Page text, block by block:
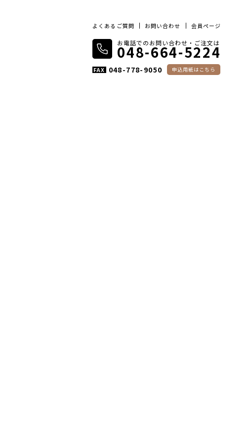
よくあるご質問 お問い合わせ 会員ページ
お電話でのお問い合わせ・ご注文は
048-664-5224
FAX 048-778-9050 申込用紙はこちら